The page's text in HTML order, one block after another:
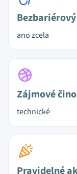
ano zcela
Zájmové
technické
Pravidelné